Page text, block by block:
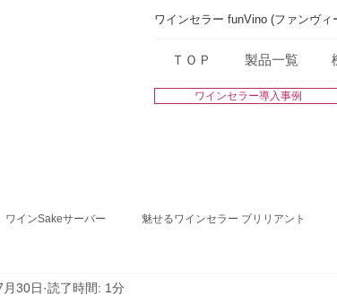
ワインセラー funVino (ファンヴィ
ＴＯＰ 製品一覧
ワインセラー導入事例
ワインSakeサーバー 魅せるワインセラー ブリリアント
30日 読了時間: 1分